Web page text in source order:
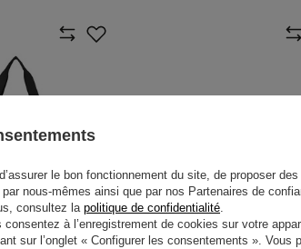
SOLDES
le bon fonctionnement du site, de proposer
nous-mêmes ainsi que par nos Partenaires de
consultez lapolitique de confidentialité.
à l’enregistrement de cookies sur votre
sur l’onglet « Configurer les consentements ».